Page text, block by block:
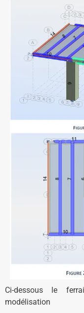
Ci-dessous le
modélisation